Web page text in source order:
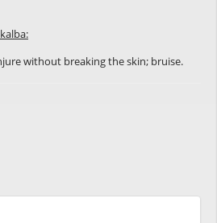
without breaking the skin; bruise.